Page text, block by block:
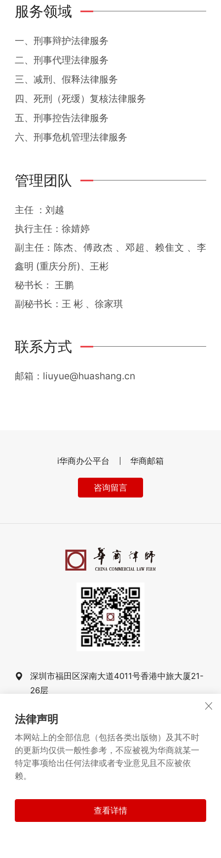
服务领域
一、刑事辩护法律服务
二、刑事代理法律服务
三、减刑、假释法律服务
四、死刑（死缓）复核法律服务
五、刑事控告法律服务
六、刑事危机管理法律服务
管理团队
主任 ：刘越
执行主任：徐婧婷
副主任：陈杰、傅政杰 、邓超、赖隹文 、李
鑫明 (重庆分所)、王彬
秘书长： 王鹏
副秘书长：王 彬 、徐家琪
联系方式
邮箱：liuyue@huashang.cn
i华商办公平台 华商邮箱
咨询留言
深圳市福田区深南大道4011号香港中旅大厦21-
26层
0755-83025068 83025058
战略合作伙伴：Arianto&Partners
©广东华商律师事务所 版权所有1993-2026
粤公网安备 44030402005277号
华商信息技术中心
法律声明
本网站上的全部信息（包括各类出版物）及其不时
的更新均仅供一般性参考，不应被视为华商就某一
特定事项给出任何法律或者专业意见且不应被依
赖。
查看详情